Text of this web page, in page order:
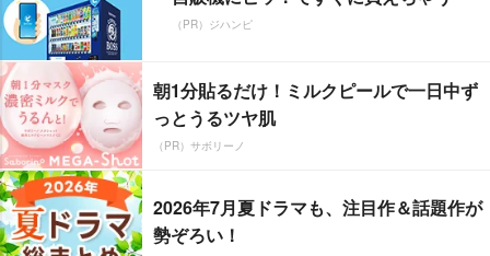
（PR）ジハンピ
朝1分貼るだけ！ミルクピールで一日中ず
っとうるツヤ肌
（PR）サボリーノ
2026年7月夏ドラマも、注目作＆話題作が
勢ぞろい！